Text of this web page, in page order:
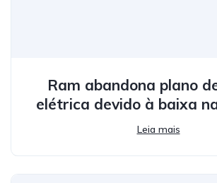
Ram abandona plano
elétrica devido à baixa
Leia mais